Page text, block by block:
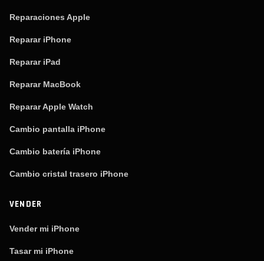
Reparaciones Apple
Reparar iPhone
Reparar iPad
Reparar MacBook
Reparar Apple Watch
Cambio pantalla iPhone
Cambio batería iPhone
Cambio cristal trasero iPhone
VENDER
Vender mi iPhone
Tasar mi iPhone